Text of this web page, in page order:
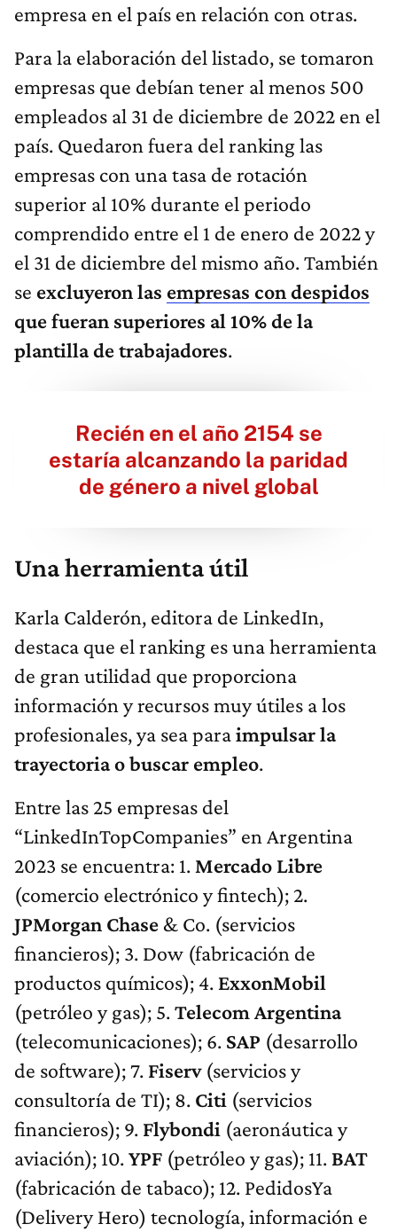
empresa en el país en relación con otras.
Para la elaboración del listado, se tomaron
empresas que debían tener al menos 500
empleados al 31 de diciembre de 2022 en el
país. Quedaron fuera del ranking las
empresas con una tasa de rotación
superior al 10% durante el periodo
comprendido entre el 1 de enero de 2022 y
el 31 de diciembre del mismo año. También
se excluyeron las empresas con despidos
que fueran superiores al 10% de la
plantilla de trabajadores.
Recién en el año 2154 se
estaría alcanzando la paridad
de género a nivel global
Una herramienta útil
Karla Calderón, editora de LinkedIn,
destaca que el ranking es una herramienta
de gran utilidad que proporciona
información y recursos muy útiles a los
profesionales, ya sea paraimpulsar la
trayectoria o buscar empleo.
Entre las 25 empresas del
“LinkedInTopCompanies” en Argentina
2023 se encuentra: 1. Mercado Libre
(comercio electrónico y fintech); 2.
JPMorgan Chase & Co. (servicios
financieros); 3. Dow (fabricación de
productos químicos); 4. ExxonMobil
(petróleo y gas); 5.Telecom Argentina
(telecomunicaciones); 6. SAP (desarrollo
de software); 7. Fiserv(servicios y
consultoría de TI); 8. Citi (servicios
financieros); 9. Flybondi (aeronáutica y
aviación); 10.YPF (petróleo y gas); 11. BAT
(fabricación de tabaco); 12. PedidosYa
(Delivery Hero) tecnología, información e